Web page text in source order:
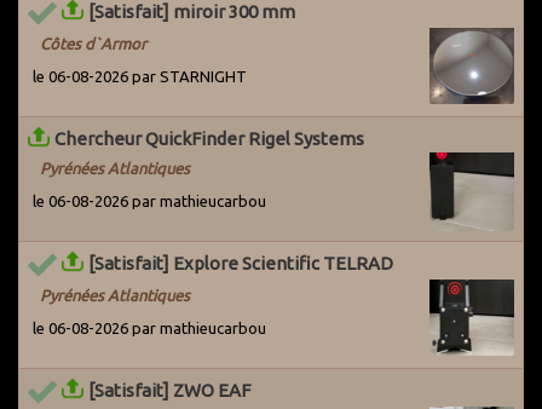
[Satisfait] miroir 300 mm
Côtes d`Armor
le 06-08-2026 par STARNIGHT
Chercheur QuickFinder Rigel Systems
Pyrénées Atlantiques
le 06-08-2026 par mathieucarbou
[Satisfait] Explore Scientific TELRAD
Pyrénées Atlantiques
le 06-08-2026 par mathieucarbou
[Satisfait] ZWO EAF